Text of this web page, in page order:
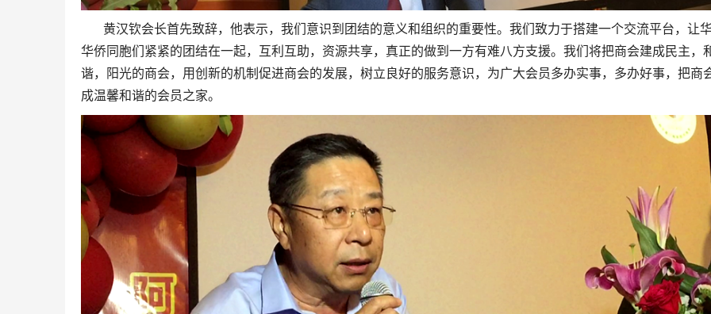
黄汉钦会长首先致辞，他表示，我们意识到团结的意义和组织的重要性。我们致力于搭建一个交流平台，让
华侨同胞们紧紧的团结在一起，互利互助，资源共享，真正的做到一方有难八方支援。我们将把商会建成民主，
谐，阳光的商会，用创新的机制促进商会的发展，树立良好的服务意识，为广大会员多办实事，多办好事，把商
成温馨和谐的会员之家。